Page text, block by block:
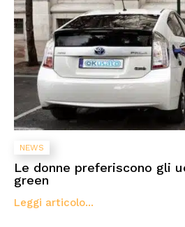
NEWS
Le donne preferiscono gli
green
Leggi articolo...